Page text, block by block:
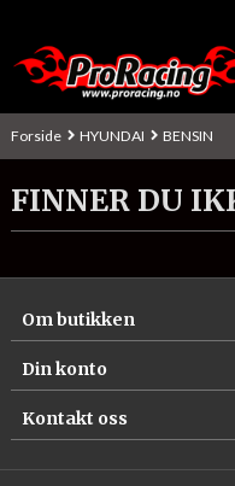
innholdet
Forside HYUNDAI BENSIN
FINNER DU
Om butikken
Din konto
Kontakt oss